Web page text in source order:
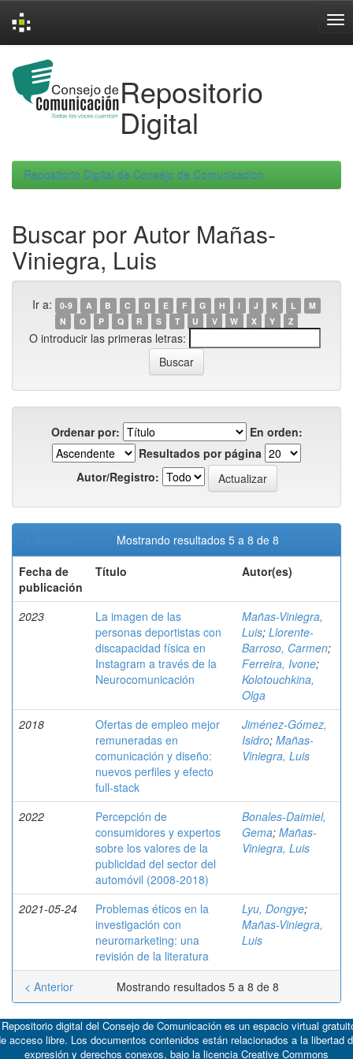
navigation
Repositorio
Digital
Repositorio Digital de Consejo de Comunicacion
Buscar por Autor Mañas-
Viniegra, Luis
Ir a: 0-9 A B C D E F G H I J K L
M
N
O P Q R S T U V W X Y Z
O introducir las primeras letras:
Ordenar por:
En orden:
Resultados por página
Autor/Registro:
Mostrando resultados 5 a 8 de 8
Fecha de
publicación
Título Autor(es)
2023
La imagen de las
personas deportistas con
discapacidad física en
Instagram a través de la
Neurocomunicación
Mañas-Viniegra,
Luis; Llorente-
Barroso, Carmen;
Ferreira, Ivone;
Kolotouchkina,
Olga
2018
Ofertas de empleo mejor
remuneradas en
comunicación y diseño:
nuevos perfiles y efecto
full-stack
Jiménez-Gómez,
Isidro; Mañas-
Viniegra, Luis
2022
Percepción de
consumidores y expertos
sobre los valores de la
publicidad del sector del
automóvil (2008-2018)
Bonales-Daimiel,
Gema; Mañas-
Viniegra, Luis
2021-05-24
Problemas éticos en la
investigación con
neuromarketing: una
revisión de la literatura
Lyu, Dongye;
Mañas-Viniegra,
Luis
Mostrando resultados 5 a 8 de 8
< Anterior
digital del Consejo de Comunicación es un espacio virtual
acceso libre. Los documentos contenidos están relacionados a la libertad
expresión y derechos conexos, bajo la licencia Creative Commons